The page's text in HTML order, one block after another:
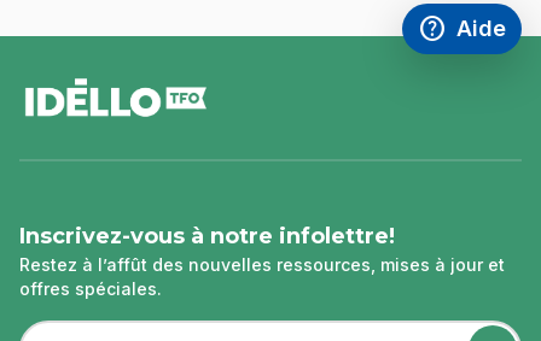
help
Accéder à
Aide
,Ce lien
de
page
Inscrivez-vous à notre infolettre!
Restez à l’affût des nouvelles ressources, mises à jour et
offres spéciales.